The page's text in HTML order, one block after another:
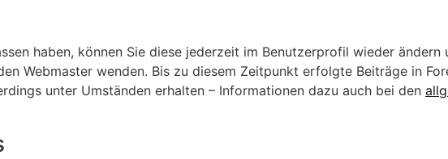
haben, können Sie diese jederzeit im Benutzerprofil wieder ändern
Webmaster wenden. Bis zu diesem Zeitpunkt erfolgte Beiträge in
unter Umständen erhalten – Informationen dazu auch bei den